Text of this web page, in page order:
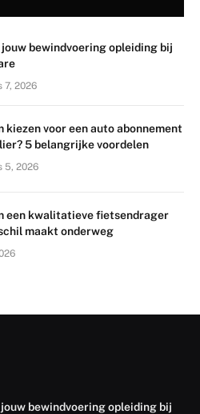
bewindvoering opleiding bij
7, 2026
kiezen voor een auto abonnement
5 belangrijke voordelen
5, 2026
een kwalitatieve fietsendrager
maakt onderweg
bewindvoering opleiding bij